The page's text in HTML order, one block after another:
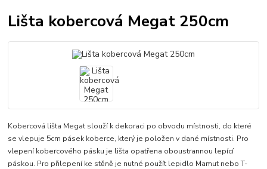
Lišta kobercová Megat 250cm
Kobercová lišta Megat slouží k dekoraci po obvodu místnosti, do které
se vlepuje 5cm pásek koberce, který je položen v dané místnosti. Pro
vlepení kobercového pásku je lišta opatřena oboustrannou lepící
páskou. Pro přilepení ke stěně je nutné použít lepidlo Mamut nebo T-